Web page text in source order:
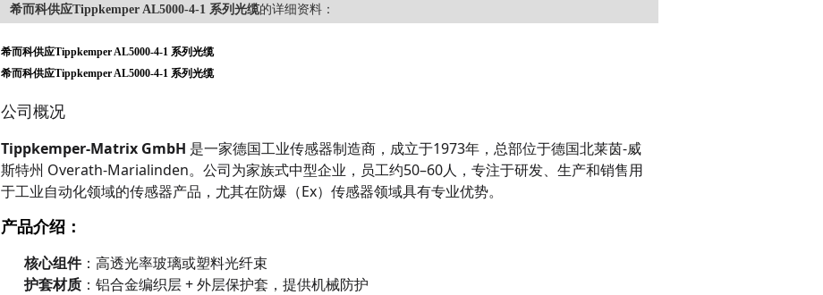
希而科供应Tippkemper AL5000-4-1 系列光缆的详细资料：
希而科供应Tippkemper AL5000-4-1 系列光缆
希而科供应Tippkemper AL5000-4-1 系列光缆
公司概况
Tippkemper-Matrix GmbH 是一家德国工业传感器制造商，成立于1973年，总部位于德国北莱茵-威
斯特州 Overath-Marialinden。公司为家族式中型企业，员工约50–60人，专注于研发、生产和销售用
于工业自动化领域的传感器产品，尤其在防爆（Ex）传感器领域具有专业优势。
产品介绍：
核心组件：高透光率玻璃或塑料光纤束
护套材质 ：铝合金编织层 + 外层保护套，提供机械防护